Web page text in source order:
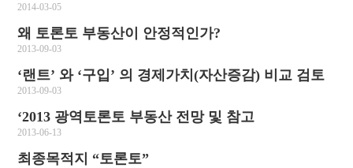
2014-03-05
왜 토론토 부동산이 안정적인가?
2013-09-03
‘랜트’ 와 ‘구입’ 의 경제가치(자산증감) 비교 검토
2013-09-03
‘2013 광역토론토 부동산 전망 및 참고
2013-06-13
최종목적지 “토론토”